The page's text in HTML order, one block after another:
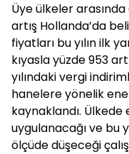
Üye ülkeler
artış Hollanda’da
fiyatları bu yılın ilk
kıyasla yüzde 953
yılındaki vergi
hanelere yönelik
kaynaklandı.
uygulanacağı ve bu
ölçüde düşeceği